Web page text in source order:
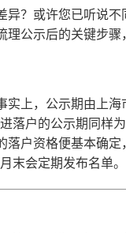
？或许您已听说
公示后的关键步骤
上，公示期由上海
户的公示期同样
户资格便基本确
末会定期发布名单。